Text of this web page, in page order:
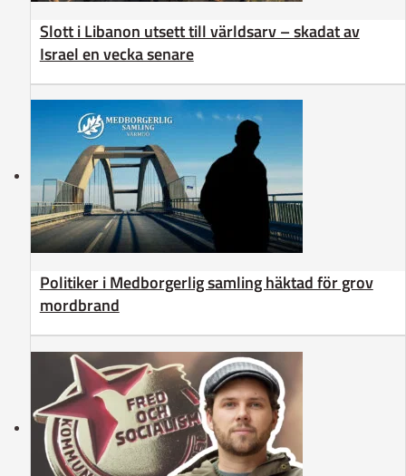
Slott i Libanon utsett till världsarv – skadat av
Israel en vecka senare
Politiker i Medborgerlig samling häktad för grov
mordbrand